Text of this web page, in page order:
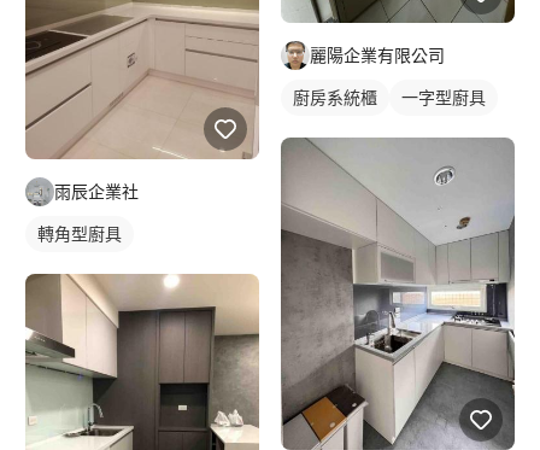
雨辰企業社
轉角型廚具
麗陽企業有限公司
廚房系統櫃 一字型廚具